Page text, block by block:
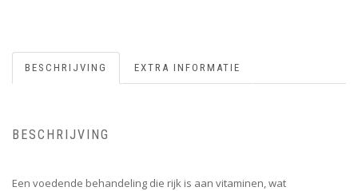
BESCHRIJVING EXTRA INFORMATIE
BESCHRIJVING
Een voedende behandeling die rijk is aan vitaminen, wat